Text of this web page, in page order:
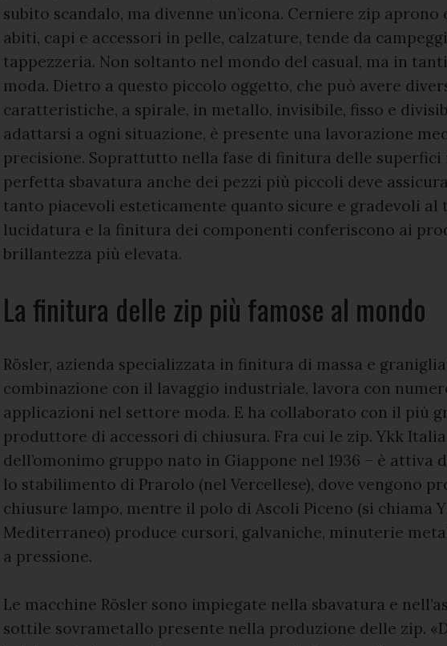
subito scandalo, ma divenne un’icona. Cerniere zip aprono
abiti, capi e accessori in pelle, calzature, tende da
tappezzeria. Non soltanto nel mondo del casual, ma in
moda. Dietro a questo piccolo oggetto, che può avere
caratteristiche, a spirale, in metallo, invisibile, fisso e
adattarsi a ogni situazione, è presente una lavorazione
precisione. Soprattutto nella fase di finitura delle superfici
perfetta sbavatura anche dei pezzi più piccoli deve
tanto piacevoli esteticamente quanto sicure e gradevoli al
lucidatura e la finitura dei componenti conferiscono ai
brillantezza più elevata.
La finitura delle zip più famose al mondo
Rösler, azienda specializzata in finitura di massa e
combinazione con il lavaggio industriale, lavora con
applicazioni nel settore moda. E ha collaborato con il più
produttore di accessori di chiusura. Fra cui le zip. Ykk
dell’omonimo gruppo nato in Giappone nel 1936 – è attiva
lo stabilimento di Prarolo (nel Vercellese), dove vengono
chiusure lampo, mentre il polo di Ascoli Piceno (si chiama
Mediterraneo) produce cursori, galvaniche, minuterie
a pressione.
Le macchine Rösler sono impiegate nella sbavatura e
sottile sovrametallo presente nella produzione delle zip.